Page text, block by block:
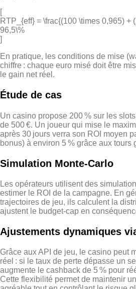
[
RTP_{eff} = \frac{(100 \times 0,965) +
96,5\%
]
En pratique, les conditions de mise
chiffre : chaque euro misé doit être
le gain net réel.
Étude de cas
Un casino propose 200 % sur les
de 500 €. Un joueur qui mise le
après 30 jours verra son ROI moyen
bonus) à environ 5 % grâce aux tours
Simulation Monte‑Carlo
Les opérateurs utilisent des
estimer le ROI de la campagne. En
trajectoires de jeu, ils calculent la
ajustent le budget‑cap en
Ajustements dynamiques
Grâce aux API de jeu, le casino peut
réel : si le taux de perte dépasse un
augmente le cashback de 5 % pour
Cette flexibilité permet de maintenir